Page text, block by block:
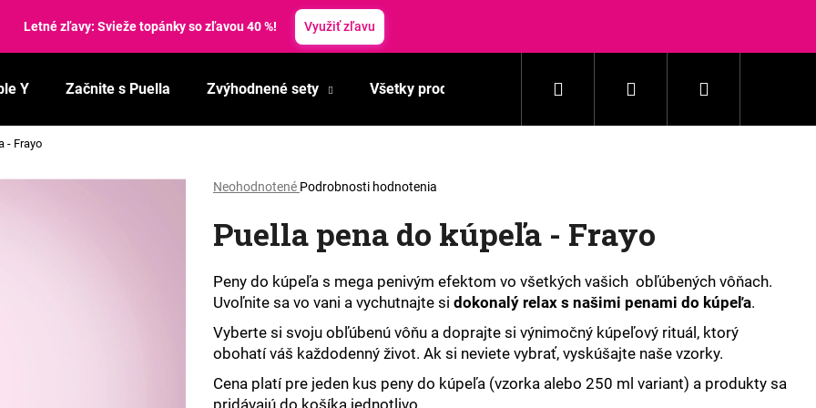
Letné zľavy: Svieže topánky so zľavou 40 %! Využiť zľavu
Y Začnite s Puella Zvýhodnené sety Všetky produkty Pranie Domácnosť
Hľadať PrihlásenieNákupný
- Frayo
Priemerné
je
5
hviezdičiek.
Neohodnotené Podrobnosti hodnotenia
Puella pena do kúpeľa - Frayo
Peny do kúpeľa s mega penivým efektom vo všetkých vašich obľúbených vôňach.
Uvoľnite sa vo vani a vychutnajte si dokonalý relax s našimi penami do kúpeľa.
Vyberte si svoju obľúbenú vôňu a doprajte si výnimočný kúpeľový rituál, ktorý
obohatí váš každodenný život. Ak si neviete vybrať, vyskúšajte naše vzorky.
Cena platí pre jeden kus peny do kúpeľa (vzorka alebo 250 ml variant) a produkty sa
pridávajú do košíka jednotlivo.
Čo potrebujete nájsť?